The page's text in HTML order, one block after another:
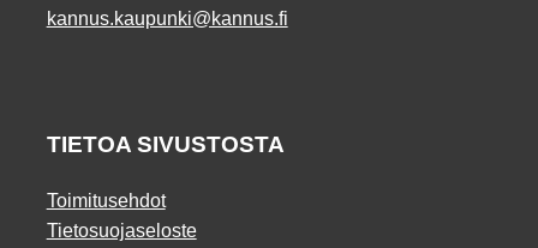
kannus.kaupunki@kannus.fi
TIETOA SIVUSTOSTA
Toimitusehdot
Tietosuojaseloste